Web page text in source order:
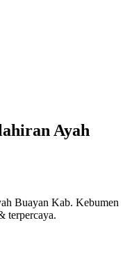
Ayah
Buayan Kab. Kebumen
terpercaya.